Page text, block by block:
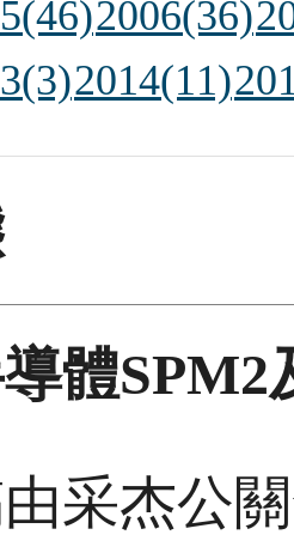
2006(36)
2014(11)
體
采杰公